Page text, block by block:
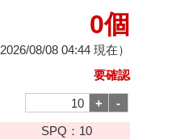
0個
2026/08/08 04:44 現在）
要確認
SPQ： 10